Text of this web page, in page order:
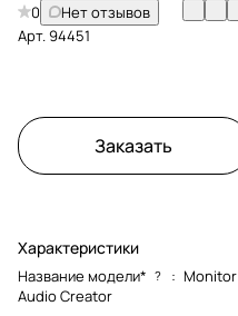
0
Нет отзывов
Арт.94451
Заказать
Характеристики
Название модели* ? : Monitor
Audio Creator